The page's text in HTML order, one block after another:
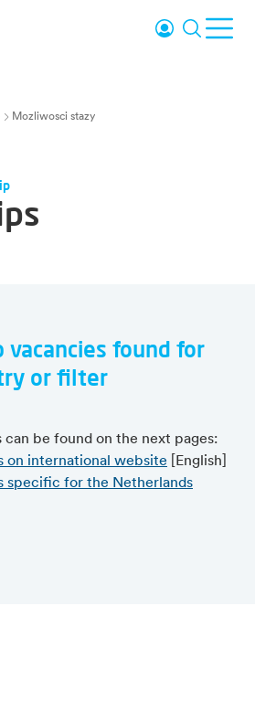
treści Logowanie
Mozliwosci stazy
vacancies found for
or filter
can be found on the next pages:
on international website [English]
specific for the Netherlands